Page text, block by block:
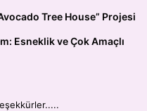
Tree House” Projesi
Esneklik ve Çok Amaçlı